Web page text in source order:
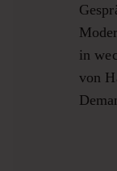
in
von